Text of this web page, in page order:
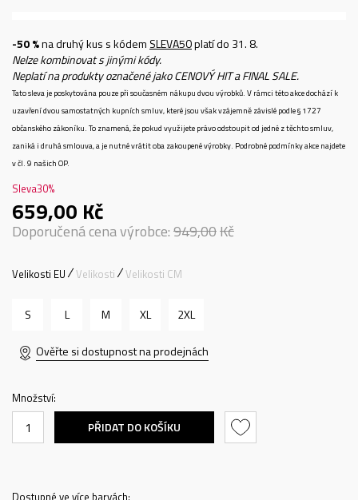
-50 %na druhý kus s kódem SLEVA50platí do 31. 8.
Nelze kombinovat s jinými kódy.
Neplatí na produkty označené jako CENOVÝ HIT a FINAL SALE.
Tato sleva je poskytována pouze při současném nákupu dvou výrobků. V rámci této akce dochází k
uzavření dvou samostatných kupních smluv, které jsou však vzájemně závislé podle § 1727
občanského zákoníku. To znamená, že pokud využijete právo odstoupit od jedné z těchto smluv,
zaniká i druhá smlouva, a je nutné vrátit oba zakoupené výrobky. Podrobné podmínky akce najdete
v čl. 9 našich OP.
Sleva30%
659,00 Kč
Doporučená cena výrobce:949,00Kč
Velikosti EU Velikosti Velikosti CM
S L M XL 2XL
Ověřte si dostupnost na prodejnách
Množství:
PŘIDAT DO KOŠÍKU
Dostupné ve více barvách: